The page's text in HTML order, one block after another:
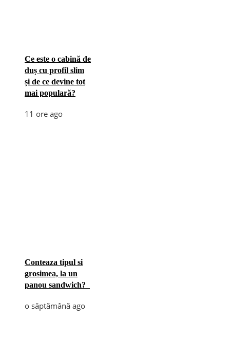
Ce este o cabină de
duș cu profil slim
și de ce devine tot
mai populară?
11 ore ago
Conteaza tipul si
grosimea, la un
panou sandwich?
o săptămână ago